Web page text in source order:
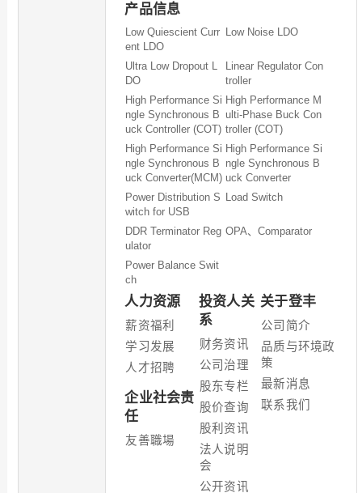
产品信息
Low Quiescient Curr
ent LDO
Low Noise LDO
Ultra Low Dropout L
DO
Linear Regulator Con
troller
High Performance Si
ngle Synchronous B
uck Controller (COT)
High Performance M
ulti-Phase Buck Con
troller (COT)
High Performance Si
ngle Synchronous B
uck Converter(MCM)
High Performance Si
ngle Synchronous B
uck Converter
Power Distribution S
witch for USB
Load Switch
DDR Terminator Reg
ulator
OPA、Comparator
Power Balance Swit
ch
人力资源
薪资福利
学习发展
人才招聘
企业社会责
任
友善職場
投资人关
系
财务资讯
公司治理
股东专栏
股价查询
股利资讯
法人说明
会
公开资讯
关于登丰
公司简介
品质与环境政
策
最新消息
联系我们